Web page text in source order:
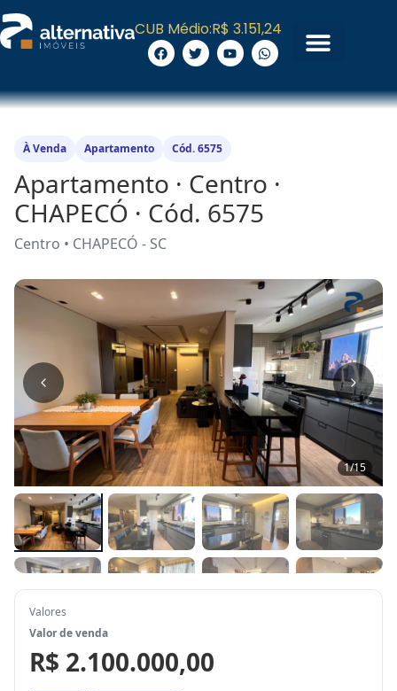
CUB Médio:R$ 3.151,24
À Venda Apartamento Cód. 6575
Apartamento · Centro ·
CHAPECÓ · Cód. 6575
Centro • CHAPECÓ - SC
1/15
Valores
Valor de venda
R$ 2.100.000,00